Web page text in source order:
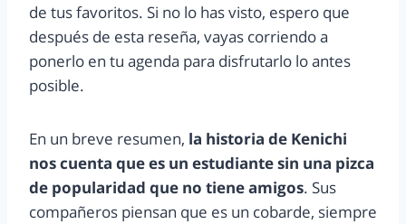
de tus favoritos. Si no lo has visto, espero que
después de esta reseña, vayas corriendo a
ponerlo en tu agenda para disfrutarlo lo antes
posible.
En un breve resumen, la historia de Kenichi
nos cuenta que es un estudiante sin una pizca
de popularidad que no tiene amigos. Sus
compañeros piensan que es un cobarde, siempre